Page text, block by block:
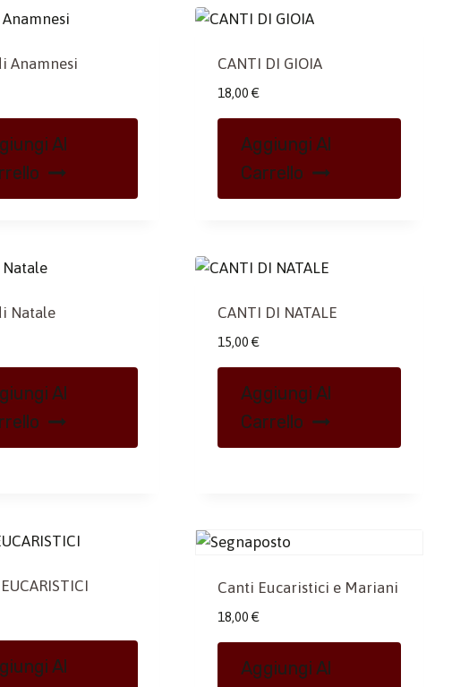
Anamnesi
Al
CANTI DI GIOIA
18,00 €
Aggiungi Al
Carrello
Natale
Al
CANTI DI NATALE
15,00 €
Aggiungi Al
Carrello
Al
Canti Eucaristici e Mariani
18,00 €
Aggiungi Al